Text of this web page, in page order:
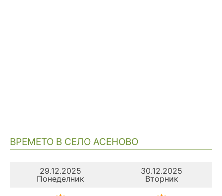
ВРЕМЕТО В СЕЛО АСЕНОВО
29.12.2025
Понеделник
30.12.2025
Вторник